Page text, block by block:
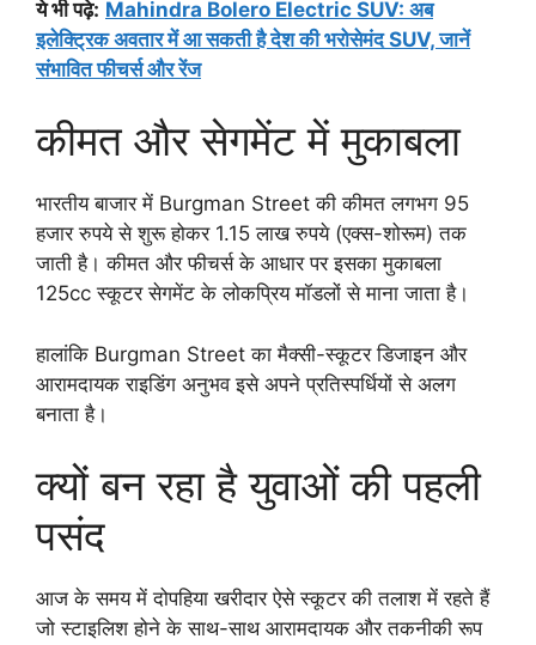
ये भी पढ़े: Mahindra Bolero Electric SUV: अब
इलेक्ट्रिक अवतार में आ सकती है देश की भरोसेमंद SUV, जानें
संभावित फीचर्स और रेंज
कीमत और सेगमेंट में मुकाबला
भारतीय बाजार में Burgman Street की कीमत लगभग 95
हजार रुपये से शुरू होकर 1.15 लाख रुपये (एक्स-शोरूम) तक
जाती है। कीमत और फीचर्स के आधार पर इसका मुकाबला
125cc स्कूटर सेगमेंट के लोकप्रिय मॉडलों से माना जाता है।
हालांकि Burgman Street का मैक्सी-स्कूटर डिजाइन और
आरामदायक राइडिंग अनुभव इसे अपने प्रतिस्पर्धियों से अलग
बनाता है।
क्यों बन रहा है युवाओं की पहली
पसंद
आज के समय में दोपहिया खरीदार ऐसे स्कूटर की तलाश में रहते हैं
जो स्टाइलिश होने के साथ-साथ आरामदायक और तकनीकी रूप